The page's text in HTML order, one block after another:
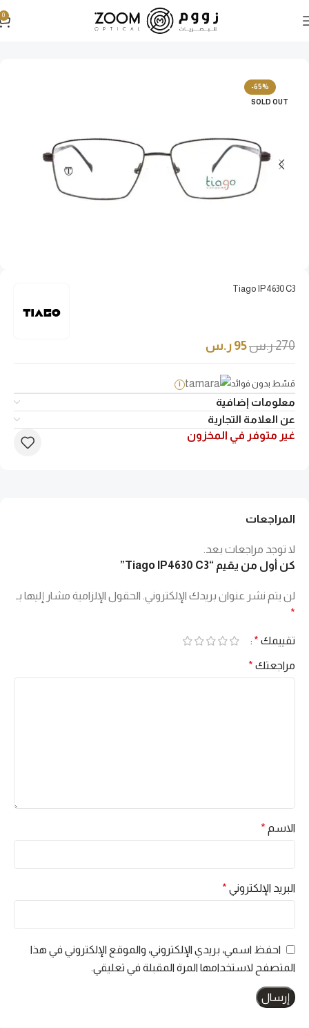
0
-65%
SOLD OUT
Tiago IP4630 C3
270ر.س95 ر.س
قسّط بدون فوائد i
معلومات إضافية
عن العلامة التجارية
غير متوفر في المخزون
المراجعات
لا توجد مراجعات بعد.
كن أول من يقيم “Tiago IP4630 C3”
لن يتم نشر عنوان بريدك الإلكتروني. الحقول الإلزامية مشار إليها بـ
*
تقييمك *
مراجعتك *
الاسم *
البريد الإلكتروني *
احفظ اسمي، بريدي الإلكتروني، والموقع الإلكتروني في هذا
المتصفح لاستخدامها المرة المقبلة في تعليقي.